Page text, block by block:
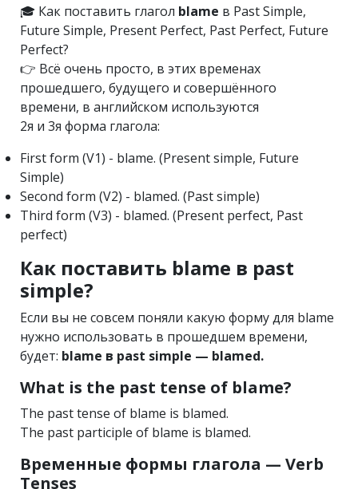
🎓 Как поставить глагол blame в Past Simple,
Future Simple, Present Perfect, Past Perfect, Future
Perfect?
👉 Всё очень просто, в этих временах
прошедшего, будущего и совершённого
времени, в английском используются
2я и 3я форма глагола:
First form (V1) - blame. (Present simple, Future
Simple)
Second form (V2) - blamed. (Past simple)
Third form (V3) - blamed. (Present perfect, Past
perfect)
Как поставить blame в past
simple?
Если вы не совсем поняли какую форму для blame
нужно использовать в прошедшем времени,
будет: blame в past simple — blamed.
What is the past tense of blame?
The past tense of blame is blamed.
The past participle of blame is blamed.
Временные формы глагола — Verb
Tenses